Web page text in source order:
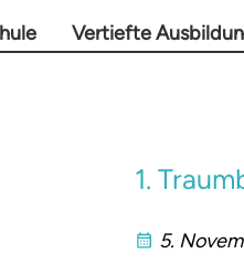
Vertiefte
1.
5.